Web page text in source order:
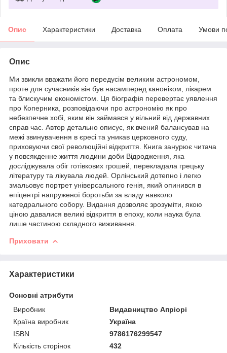
Опис Характеристики Доставка Оплата Умови
Опис
Ми звикли вважати його передусім великим астрономом,
проте для сучасників він був насамперед каноніком, лікарем
та блискучим економістом. Ця біографія перевертає уявлення
про Коперника, розповідаючи про астрономію як про
небезпечне хобі, яким він займався у вільний від державних
справ час. Автор детально описує, як вчений балансував на
межі звинувачення в єресі та уникав церковного суду,
приховуючи свої революційні відкриття. Книга занурює читача
у повсякденне життя людини доби Відродження, яка
досліджувала обіг готівкових грошей, перекладала грецьку
літературу та лікувала людей. Орлінський дотепно і легко
змальовує портрет універсального генія, який опинився в
епіцентрі напруженої боротьби за владу навколо
катедрального собору. Видання дозволяє зрозуміти, якою
ціною давалися великі відкриття в епоху, коли наука була
лише частиною складного виживання.
Приховати
Характеристики
Основні атрибути
Виробник
Видавництво Апріорі
Країна виробник
Україна
ISBN
9786176299547
Кількість сторінок
432